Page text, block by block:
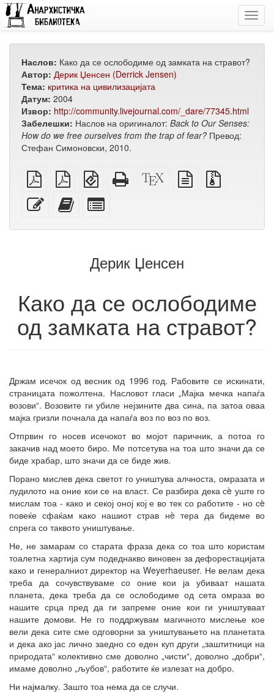
Наслов: Како да се ослободиме од замката на стравот?
Автор: Дерик Џенсен (Derrick Jensen)
Тема: критика на цивилизацијата
Датум: 2004
Извор: http://community.livejournal.com/_dare/77345.html
Забелешки: Наслов на оригиналот: Back to Our Senses:
How do we free ourselves from the trap of fear? Превод:
Стефан Симоновски, 2010.
обичен
PDF
А4
PDF
печатење
EPUB
(за
мобилни
уреди)
Целосен
HTML
XeLaTeX
извор
изворот
Уреди
текст
Додади
текст
збирката
за
Дерик Џенсен
Како да се ослободиме
од замката на стравот?
Држам исечок од весник од 1996 год. Рабовите се искинати,
страницата пожолтена. Насловот гласи „Мајка мечка напаѓа
возови“. Возовите ги убиле нејзините два сина, па затоа оваа
мајка гризли почнала да напаѓа воз по воз по воз.
Отпрвин го носев исечокот во мојот паричник, а потоа го
закачив над моето биро. Ме потсетува на тоа што значи да се
биде храбар, што значи да се биде жив.
Порано мислев дека светот го уништува алчноста, омразата и
лудилото на оние кои се на власт. Се разбира дека сè уште го
мислам тоа - како и секој оној кој е во тек со работите - но сè
повеќе сфаќам како нашиот страв нè тера да бидеме во
спрега со таквото уништување.
Не, не замарам со старата фраза дека со тоа што користам
тоалетна хартија сум подеднакво виновен за дефорестацијата
како и генералниот директор на Weyerhaeuser. Не велам дека
треба да сочувствуваме со оние кои ја убиваат нашата
планета, дека треба да се ослободиме од сета омраза во
нашите срца пред да ги запреме оние кои ги уништуваат
нашите домови. Не го поддржувам магичното мислење кое
вели дека сите сме одговорни за уништувањето на планетата
и дека ако јас лично заедно со еден куп други „заштитници на
природата“ колективно сме доволно „чисти“, доволно „добри“,
имаме доволно „љубов“, работите ќе излезат на добро.
Ни најмалку. Зашто тоа нема да се случи.